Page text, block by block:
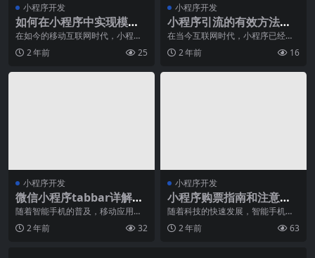
小程序开发
如何在小程序中实现模板
消息发送？
在如今的移动互联网时代，小程序
已经成为了很多人日常生活中不可
或缺的工具，无论是搜
2 年前 25
小程序开发
小程序引流的有效方法，
吸引更多用户关注
在当今互联网时代，小程序已经成
为许多企业和个人创业者借助互联
网平台推广产品和服务
2 年前 16
小程序开发
微信小程序tabbar详解，
快速打造精美导航菜单！
随着智能手机的普及，移动应用程
序已成为人们日常生活中不可缺少
的一部分。微信小程序
2 年前 32
小程序开发
小程序购票指南和注意事
项
随着科技的快速发展，智能手机已
经成为我们生活中不可或缺的一部
分。而在移动应用中，
2 年前 63